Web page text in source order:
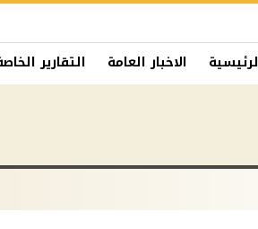
الاخبار العامة التقارير